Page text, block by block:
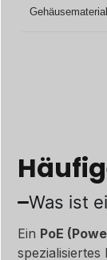
Gehäusematerial
Was ist
Ein PoE